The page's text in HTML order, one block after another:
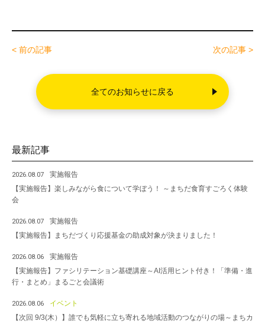
c
e
o
o
tt
ail
< 前の記事 次の記事 >
全てのお知らせに戻る
最新記事
2026.08.07
実施報告
【実施報告】楽しみながら食について学ぼう！ ～まちだ食育すごろく体験
会
2026.08.07
実施報告
【実施報告】まちだづくり応援基金の助成対象が決まりました！
2026.08.06
実施報告
【実施報告】ファシリテーション基礎講座～AI活用ヒント付き！「準備・進
行・まとめ」まるごと会議術
2026.08.06
イベント
【次回 9/3(木）】誰でも気軽に立ち寄れる地域活動のつながりの場～まちカ